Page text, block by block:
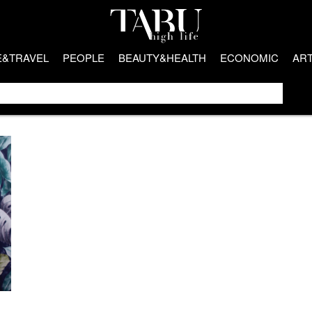
PEOPLE BEAUTY&HEALTH ECONOMIC